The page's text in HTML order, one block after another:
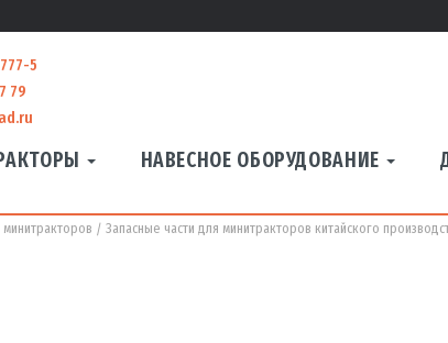
5
79
НАВЕСНОЕ ОБОРУДОВАНИЕ
Запасные части для минитракторов китайского